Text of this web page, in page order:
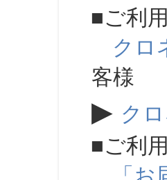
■ご利
クロ
客様
▶ ク
■ご利